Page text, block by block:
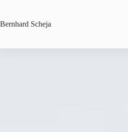
springen
Bernhard Scheja